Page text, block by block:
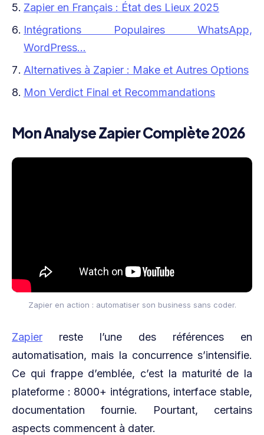
Zapier en Français : État des Lieux 2025
Intégrations Populaires WhatsApp,
WordPress…
Alternatives à Zapier : Make et Autres Options
Mon Verdict Final et Recommandations
Mon Analyse Zapier Complète 2026
Zapier en action : automatiser son business sans coder.
Zapier reste l’une des références en
automatisation, mais la concurrence s’intensifie.
Ce qui frappe d’emblée, c’est la maturité de la
plateforme : 8000+ intégrations, interface stable,
documentation fournie. Pourtant, certains
aspects commencent à dater.